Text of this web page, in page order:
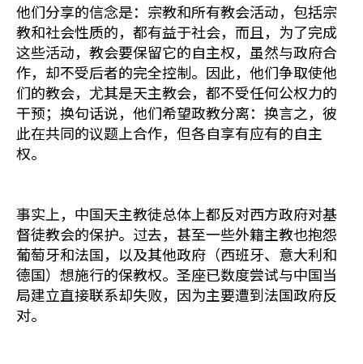
他们分享的信念是：宗教和所有教会活动，包括宗
教和社会性质的，都有益于社会，而且，为了完成
这些活动，教会要保留它的自主权，虽然与政府合
作，却不受后者的完全控制。因此，他们争取使他
们的教会，尤其是天主教会，都不受任何公权力的
干预；换句话说，他们希望政教分离：换言之，彼
此在共同的议题上合作，但各自享有应有的自主
权。
事实上，中国天主教徒总体上都反对西方政府对基
督徒教会的保护。过去，甚至一些外籍主教也抱怨
葡萄牙和法国，以及其他政府（西班牙、意大利和
德国）想施行的保教权。圣座已数度尝试与中国当
局建立直接联系却失败，因为主要遭到法国政府反
对。